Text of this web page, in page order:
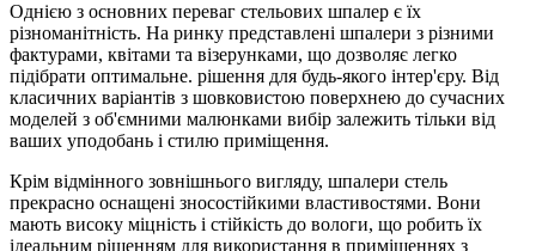
Однією з основних переваг стельових шпалер є їх
різноманітність. На ринку представлені шпалери з різними
фактурами, квітами та візерунками, що дозволяє легко
підібрати оптимальне. рішення для будь-якого інтер'єру. Від
класичних варіантів з шовковистою поверхнею до сучасних
моделей з об'ємними малюнками вибір залежить тільки від
ваших уподобань і стилю приміщення.
Крім відмінного зовнішнього вигляду, шпалери стель
прекрасно оснащені зносостійкими властивостями. Вони
мають високу міцність і стійкість до вологи, що робить їх
ідеальним рішенням для використання в приміщеннях з